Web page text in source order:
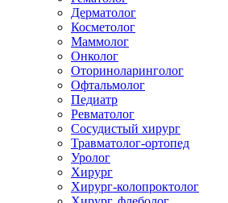
Дерматолог
Косметолог
Маммолог
Онколог
Оториноларинголог
Офтальмолог
Педиатр
Ревматолог
Сосудистый хирург
Травматолог-ортопед
Уролог
Хирург
Хирург-колопроктолог